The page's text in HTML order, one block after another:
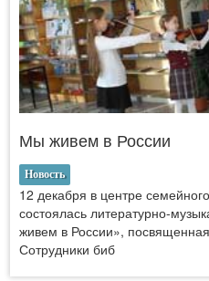
Мы живем в России
Новость
12 декабря в центре
состоялась литературно-
живем в России»,
Сотрудники биб